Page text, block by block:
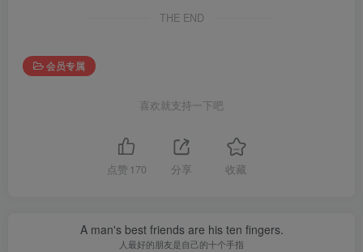
THE END
会员专属
喜欢就支持一下吧
点赞 170 分享 收藏
A man's best friends are his ten fingers.
人最好的朋友是自己的十个手指